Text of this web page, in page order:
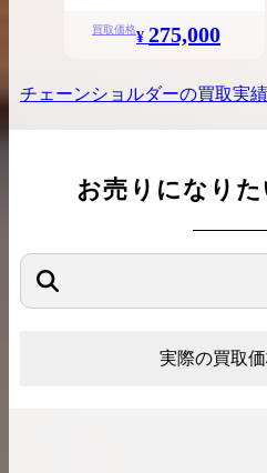
買取価格¥ 275,000
チェーンショルダーの買取実
お売りになりた
実際の買取